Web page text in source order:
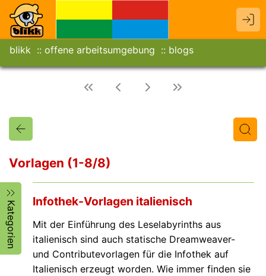
blikk offene arbeitsumgebung blogs
Vorlagen (1-8/8)
Kategorien Infothek-Vorlagen italienisch
Mit der Einführung des Leselabyrinths aus
italienisch sind auch statische Dreamweaver-
und Contributevorlagen für die Infothek auf
Italienisch erzeugt worden. Wie immer finden sie